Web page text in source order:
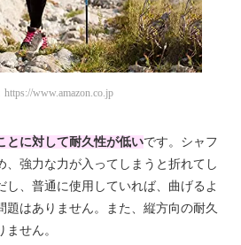
https://www.amazon.co.jp
とに対して耐久性が低いです。シャフ
、強力な力が入ってしまうと折れてし
し、普通に使用していれば、曲げるよ
題はありません。また、縦方向の耐久
せん。